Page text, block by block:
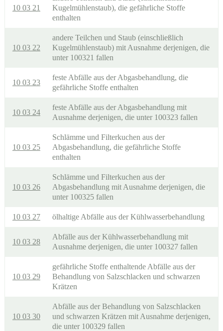
10 03 21
Kugelmühlenstaub), die gefährliche Stoffe
enthalten
10 03 22
andere Teilchen und Staub (einschließlich
Kugelmühlenstaub) mit Ausnahme derjenigen, die
unter 100321 fallen
10 03 23
feste Abfälle aus der Abgasbehandlung, die
gefährliche Stoffe enthalten
10 03 24
feste Abfälle aus der Abgasbehandlung mit
Ausnahme derjenigen, die unter 100323 fallen
10 03 25
Schlämme und Filterkuchen aus der
Abgasbehandlung, die gefährliche Stoffe
enthalten
10 03 26
Schlämme und Filterkuchen aus der
Abgasbehandlung mit Ausnahme derjenigen, die
unter 100325 fallen
10 03 27 ölhaltige Abfälle aus der Kühlwasserbehandlung
10 03 28
Abfälle aus der Kühlwasserbehandlung mit
Ausnahme derjenigen, die unter 100327 fallen
10 03 29
gefährliche Stoffe enthaltende Abfälle aus der
Behandlung von Salzschlacken und schwarzen
Krätzen
10 03 30
Abfälle aus der Behandlung von Salzschlacken
und schwarzen Krätzen mit Ausnahme derjenigen,
die unter 100329 fallen